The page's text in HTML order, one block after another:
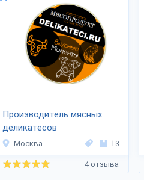
Производитель мясных
деликатесов
«МЯСОПРОДУКТ»
Москва 13
4 отзыва